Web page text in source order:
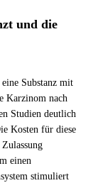
und die
Substanz mit
Karzinom nach
Studien deutlich
Kosten für diese
einen
stimuliert